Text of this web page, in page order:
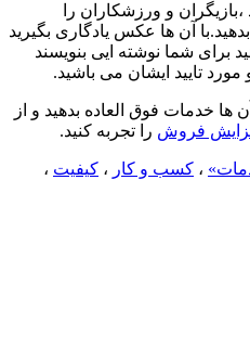
و ورزشکاران را
آن ها عکس یادگاری بگیرید
برای شما نوشته ایی بنویسند
تایید ایشان می باشید.
ها خدمات فوق العاده بدهید و از
فروش را تجربه کنید.
، کسب و کار ، کیفیت ،